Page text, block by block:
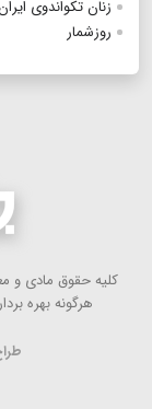
زنان تکواندوی
روزشمار
كلیه حقوق مادی و
هرگونه بهره